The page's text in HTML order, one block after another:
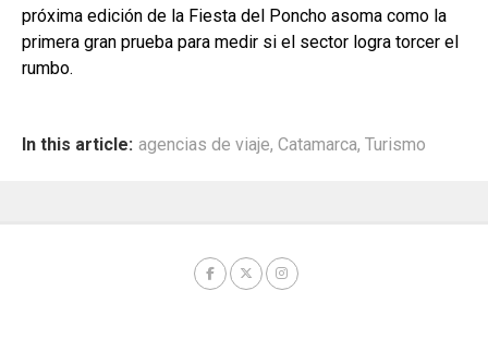
próxima edición de la Fiesta del Poncho asoma como la
primera gran prueba para medir si el sector logra torcer el
rumbo.
In this article: agencias de viaje, Catamarca, Turismo